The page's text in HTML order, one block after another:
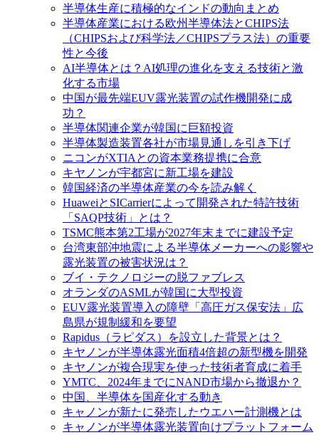
半導体生産に積極的なインドの動向まとめ
半導体産業における欧州半導体法とCHIPS法
（CHIPSおよび科学法／CHIPSプラス法）の重要
性と今後
AI半導体とは？AI処理の進化を支える技術と激
化する市場
中国が最先端EUV露光装置の試作機開発に成
功？
半導体関連企業が韓国に巨額投資
半導体製造装置各社が市場見通しを引き下げ
ニコンがXTIAとの資本業務提携に合意
キヤノンが宇都宮に新工場を建設
韓国経済の半導体産業の今を読み解く
HuaweiとSICarrierによって開発された特許技術
「SAQP技術」とは？
TSMC熊本第2工場が2027年末までに建設予定
台湾東部沖地震による半導体メーカーへの影響や
露光装置の被害状況は？
ブイ・テクノロジーの脱ファブレス
オランダのASMLが韓国に大型投資
EUV露光装置導入の障壁「高圧ガス保安法」広
島県が規制緩和を要望
Rapidus（ラピダス）を設立した背景とは？
キヤノンが半導体露光面積4倍超の新型機を開発
キヤノンが複合現実を使った技術者育成に着手
YMTC、2024年までにNAND市場から撤退か？
中国、半導体を国産化する動き
キャノンが新たに発売したウエハー計測機とは
キャノンが半導体露光装置向けプラットフォーム